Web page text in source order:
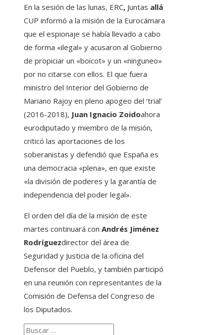
En la sesión de las lunas, ERC, Juntas allá
CUP informó a la misión de la Eurocámara
que el espionaje se había llevado a cabo
de forma «ilegal» y acusaron al Gobierno
de propiciar un «boicot» y un «ninguneo»
por no citarse con ellos. El que fuera
ministro del Interior del Gobierno de
Mariano Rajoy en pleno apogeo del ‘trial’
(2016-2018), Juan Ignacio Zoidoahora
eurodiputado y miembro de la misión,
criticó las aportaciones de los
soberanistas y defendió que España es
una democracia «plena», en que existe
«la división de poderes y la garantía de
independencia del poder legal».
El orden del día de la misión de este
martes continuará con Andrés Jiménez
Rodríguezdirector del área de
Seguridad y Justicia de la oficina del
Defensor del Pueblo, y también participó
en una reunión con representantes de la
Comisión de Defensa del Congreso de
los Diputados.
Buscar: